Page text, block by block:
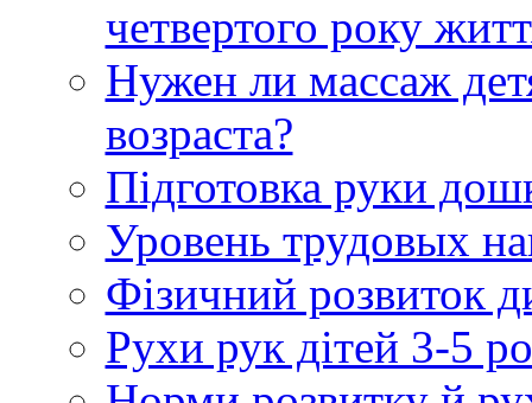
четвертого року
Нужен ли массаж
возраста?
Підготовка руки
Уровень трудовых
Фізичний розвиток
Рухи рук дітей 3-5